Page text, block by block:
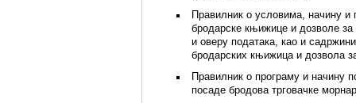
Правилник о условима, начину
бродарске књижице и дозволе
и оверу података, као и
бродарских књижица и дозвола
Правилник о програму и начину
посаде бродова трговачке